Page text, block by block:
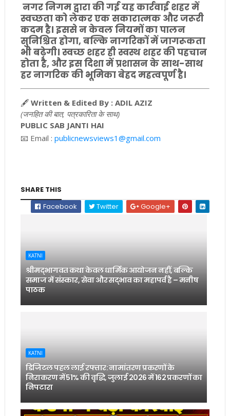
नगर निगम द्वारा की गई यह कार्रवाई शहर में
स्वच्छता को लेकर एक सकारात्मक और जरूरी
कदम है। इससे न केवल नियमों का पालन
सुनिश्चित होगा, बल्कि नागरिकों में जागरूकता
भी बढ़ेगी। स्वच्छ शहर ही स्वस्थ शहर की पहचान
होता है, और इस दिशा में प्रशासन के साथ-साथ
हर नागरिक की भूमिका बेहद महत्वपूर्ण है।
🖋️ Written & Edited By : ADIL AZIZ
(जनहित की बात, पत्रकारिता के साथ)
PUBLIC SAB JANTI HAI
📧 Email : publicnewsviews1@gmail.com
SHARE THIS
Facebook
Twitter Google+
KATNI
श्रीमद्भागवत कथा केवल धार्मिक आयोजन नहीं, बल्कि
समाज में संस्कार, सेवा और सद्भाव का महापर्व है – मनीष
पाठक
KATNI
डिजिटल पहल लाई रफ्तार: नामांतरण प्रकरणों के
निराकरण में 51% की वृद्धि, जुलाई 2026 में 162 प्रकरणों का
निपटारा